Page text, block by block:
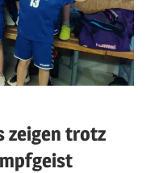
zeigen trotz